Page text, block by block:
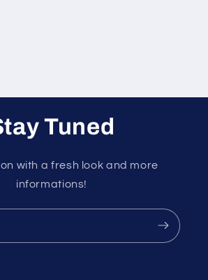
Tuned
with a fresh look and more
informations!